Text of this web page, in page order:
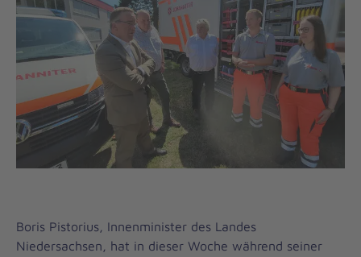
Boris Pistorius, Innenminister des Landes
Niedersachsen, hat in dieser Woche während seiner